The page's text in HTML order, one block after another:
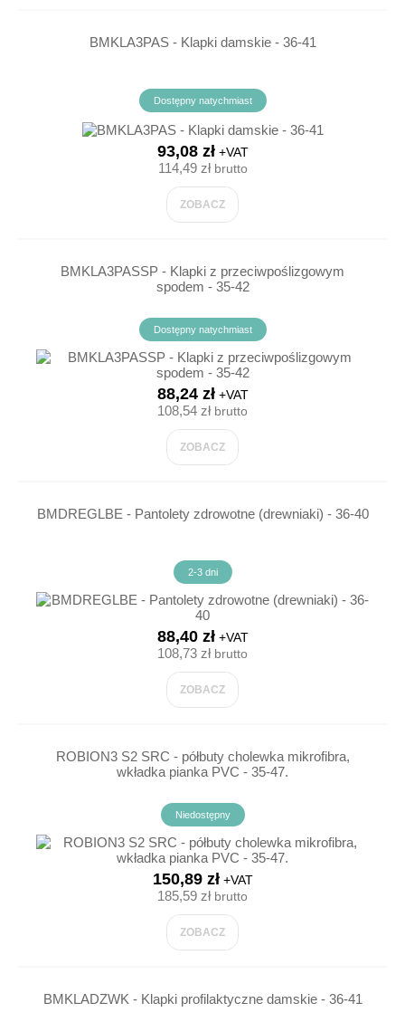
BMKLA3PAS - Klapki damskie - 36-41
Dostępny natychmiast
93,08 zł+VAT
114,49 złbrutto
ZOBACZ
BMKLA3PASSP - Klapki z przeciwpoślizgowym
spodem - 35-42
Dostępny natychmiast
88,24 zł+VAT
108,54 złbrutto
ZOBACZ
BMDREGLBE - Pantolety zdrowotne (drewniaki) - 36-40
2-3 dni
88,40 zł+VAT
108,73 złbrutto
ZOBACZ
ROBION3 S2 SRC - półbuty cholewka mikrofibra,
wkładka pianka PVC - 35-47.
Niedostępny
150,89 zł+VAT
185,59 złbrutto
ZOBACZ
BMKLADZWK - Klapki profilaktyczne damskie - 36-41